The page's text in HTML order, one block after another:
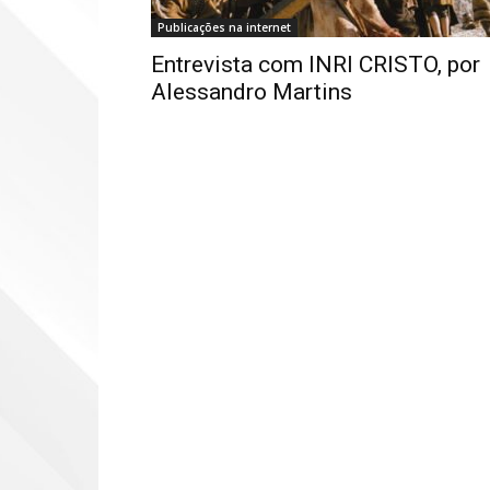
Publicações na internet
Entrevista com INRI CRISTO, por
Alessandro Martins